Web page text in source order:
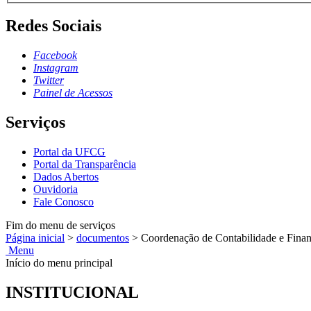
Redes Sociais
Facebook
Instagram
Twitter
Painel de Acessos
Serviços
Portal da UFCG
Portal da Transparência
Dados Abertos
Ouvidoria
Fale Conosco
Fim do menu de serviços
Página inicial > documentos > Coordenação de Contabilidade e
Menu
Início do menu principal
INSTITUCIONAL